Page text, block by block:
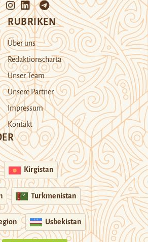
RUBRIKEN
Über uns
Redaktionscharta
Unser Team
Unsere Partner
Impressum
Kontakt
Kirgistan
Turkmenistan
Usbekistan